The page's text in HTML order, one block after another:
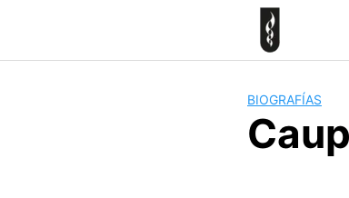
BIOGRAFÍAS